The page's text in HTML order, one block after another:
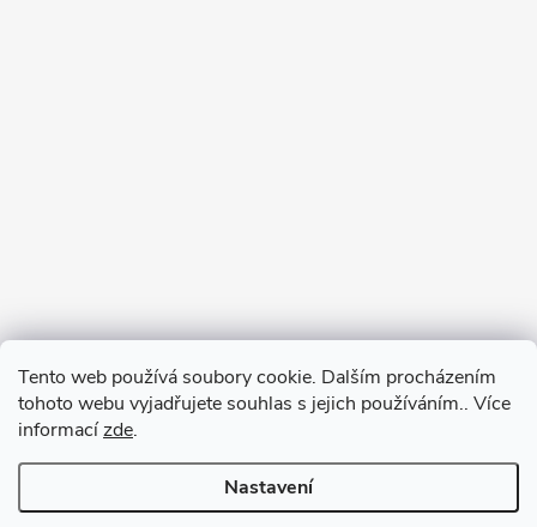
Tento web používá soubory cookie. Dalším procházením
tohoto webu vyjadřujete souhlas s jejich používáním.. Více
informacízde.
Nastavení